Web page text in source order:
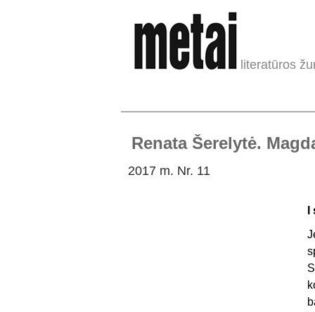
literatūros
Renata Šerelytė.
2017 m. Nr. 11